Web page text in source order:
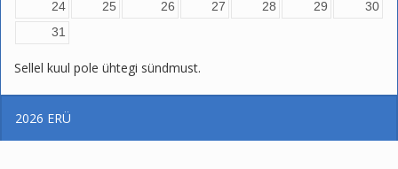
24
25 26 27 28 29
30
31
Sellel kuul pole ühtegi sündmust.
2026 ERÜ